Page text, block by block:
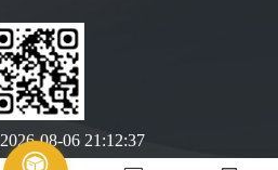
2026-08-06 21:12:38